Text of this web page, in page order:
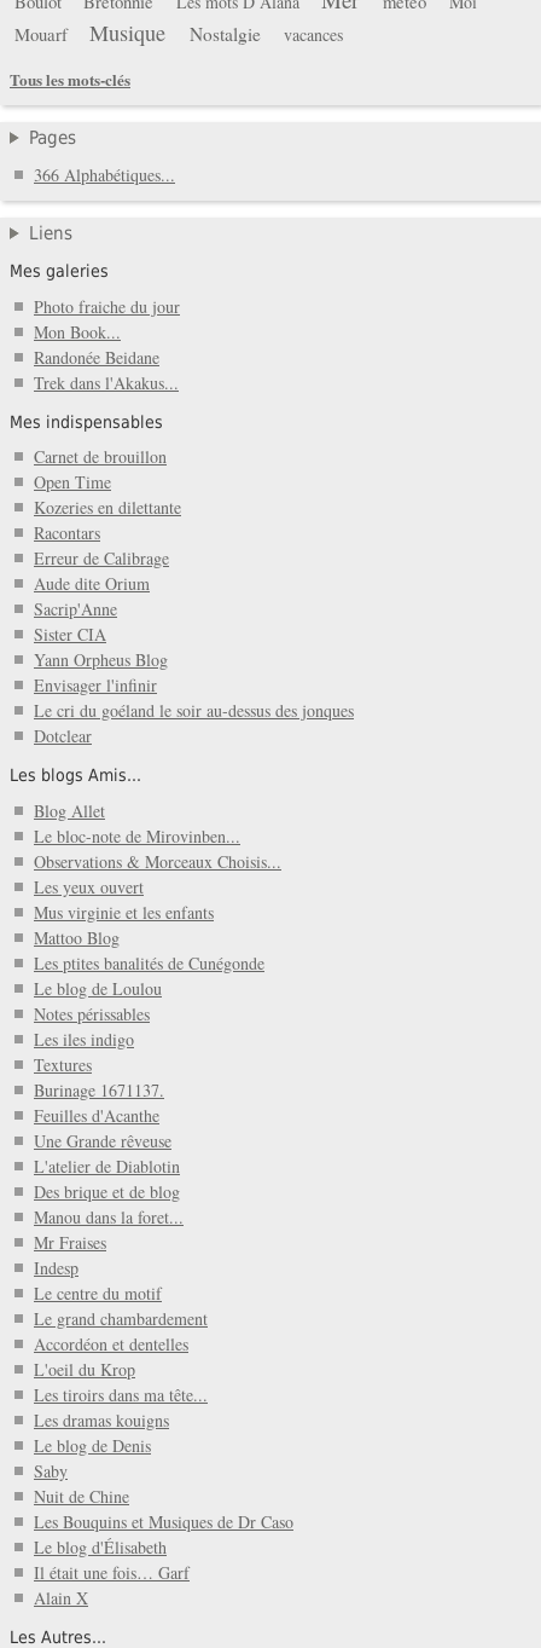
Mouarf Musique Nostalgie
vacances
Tous les mots-clés
Pages
366 Alphabétiques...
Liens
Mes galeries
Photo fraiche du jour
Mon Book...
Randonée Beidane
Trek dans l'Akakus...
Mes indispensables
Carnet de brouillon
Open Time
Kozeries en dilettante
Racontars
Erreur de Calibrage
Aude dite Orium
Sacrip'Anne
Sister CIA
Yann Orpheus Blog
Envisager l'infinir
Le cri du goéland le soir au-dessus des jonques
Dotclear
Les blogs Amis...
Blog Allet
Le bloc-note de Mirovinben...
Observations & Morceaux Choisis...
Les yeux ouvert
Mus virginie et les enfants
Mattoo Blog
Les ptites banalités de Cunégonde
Le blog de Loulou
Notes périssables
Les iles indigo
Textures
Burinage 1671137.
Feuilles d'Acanthe
Une Grande rêveuse
L'atelier de Diablotin
Des brique et de blog
Manou dans la foret...
Mr Fraises
Indesp
Le centre du motif
Le grand chambardement
Accordéon et dentelles
L'oeil du Krop
Les tiroirs dans ma tête...
Les dramas kouigns
Le blog de Denis
Saby
Nuit de Chine
Les Bouquins et Musiques de Dr Caso
Le blog d'Élisabeth
Il était une fois… Garf
Alain X
Les Autres...